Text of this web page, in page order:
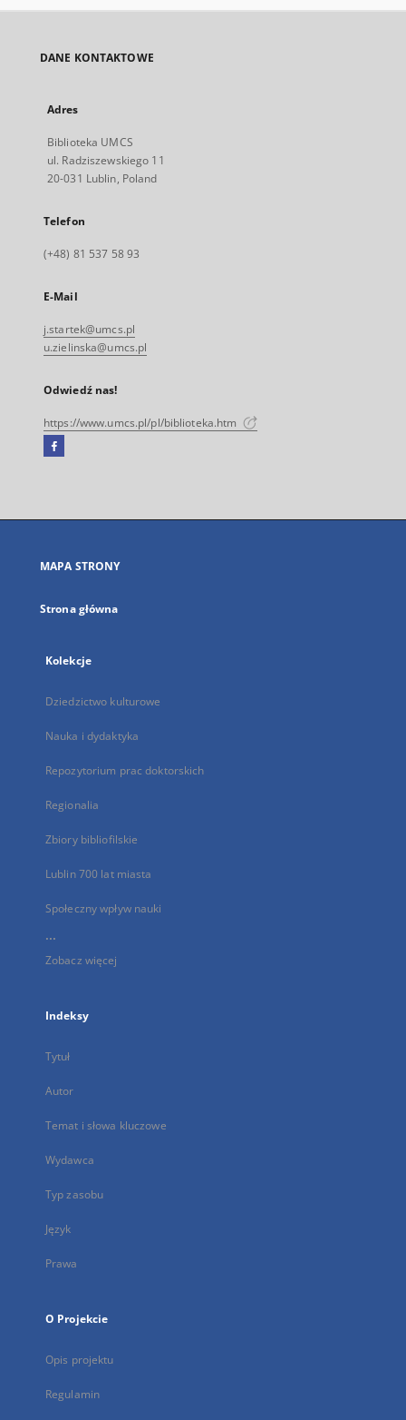
DANE KONTAKTOWE
Adres
Biblioteka UMCS
ul. Radziszewskiego 11
20-031 Lublin, Poland
Telefon
(+48) 81 537 58 93
E-Mail
j.startek@umcs.pl
u.zielinska@umcs.pl
Odwiedź nas!
https://www.umcs.pl/pl/biblioteka.htm
Facebook
się
karcie
MAPA STRONY
Strona główna
Kolekcje
Dziedzictwo kulturowe
Nauka i dydaktyka
Repozytorium prac doktorskich
Regionalia
Zbiory bibliofilskie
Lublin 700 lat miasta
Społeczny wpływ nauki
...
Zobacz więcej
Indeksy
Tytuł
Autor
Temat i słowa kluczowe
Wydawca
Typ zasobu
Język
Prawa
O Projekcie
Opis projektu
Regulamin